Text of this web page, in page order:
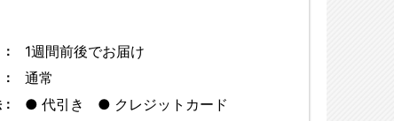
1週間前後でお届け
通常
代引き
クレジットカード